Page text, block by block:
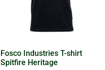
Fosco Industries T-shirt
Spitfire Heritage